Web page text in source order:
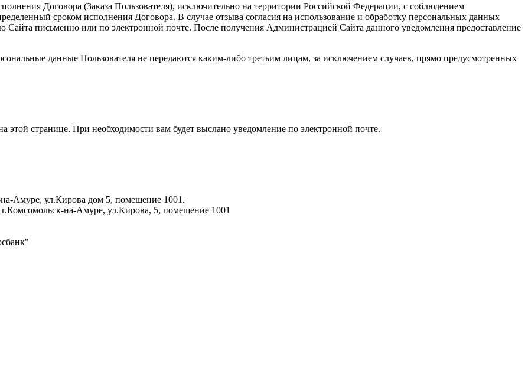
Договора (Заказа Пользователя), исключительно на территории Российской Федерации, с соблюдением
сроком исполнения Договора. В случае отзыва согласия на использование и обработку персональных данных
Сайта письменно или по электронной почте. После получения Администрацией Сайта данного уведомления предоставление
данные Пользователя не передаются каким-либо третьим лицам, за исключением случаев, прямо предусмотренных
странице. При необходимости вам будет выслано уведомление по электронной почте.
Амуре, ул.Кирова дом 5, помещение 1001.
на-Амуре, ул.Кирова, 5, помещение 1001